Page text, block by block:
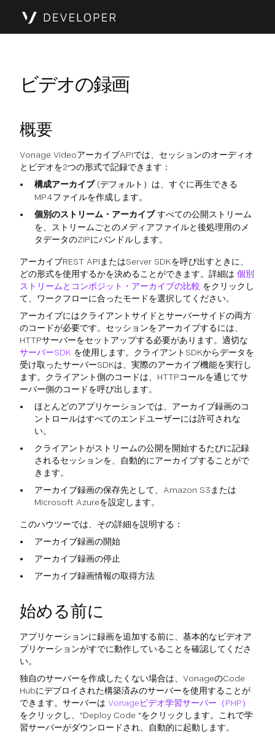
ビデオの録画
概要
Vonage VideoアーカイブAPIでは、セッションのオーディオ
とビデオを2つの形式で記録できます：
構成アーカイブ(デフォルト）は、すぐに再生できる
MP4ファイルを作成します。
個別のストリーム・アーカイブすべての公開ストリーム
を、ストリームごとのメディアファイルと後処理用のメ
タデータのZIPにバンドルします。
アーカイブREST APIまたはServer SDKを呼び出すときに、
どの形式を使用するかを決めることができます。詳細は 個別
ストリームとコンポジット・アーカイブの比較 をクリックし
て、ワークフローに合ったモードを選択してください。
アーカイブにはクライアントサイドとサーバーサイドの両方
のコードが必要です。セッションをアーカイブするには、
HTTPサーバーをセットアップする必要があります。適切な
サーバーSDK を使用します。クライアントSDKからデータを
受け取ったサーバーSDKは、実際のアーカイブ機能を実行し
ます。クライアント側のコードは、HTTPコールを通じてサ
ーバー側のコードを呼び出します。
ほとんどのアプリケーションでは、アーカイブ録画のコ
ントロールはすべてのエンドユーザーには許可されな
い。
クライアントがストリームの公開を開始するたびに記録
されるセッションを、自動的にアーカイブすることがで
きます。
アーカイブ録画の保存先として、Amazon S3または
Microsoft Azureを設定します。
このハウツーでは、その詳細を説明する：
アーカイブ録画の開始
アーカイブ録画の停止
アーカイブ録画情報の取得方法
始める前に
アプリケーションに録画を追加する前に、基本的なビデオア
プリケーションがすでに動作していることを確認してくださ
い。
独自のサーバーを作成したくない場合は、VonageのCode
Hubにデプロイされた構築済みのサーバーを使用することが
できます。サーバーは Vonageビデオ学習サーバー（PHP）
をクリックし、"Deploy Code "をクリックします。これで学
習サーバーがダウンロードされ、自動的に起動します。